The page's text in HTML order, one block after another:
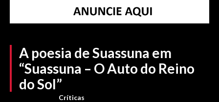
A poesia de Suassuna em
“Suassuna – O Auto do Reino
do Sol”
Críticas